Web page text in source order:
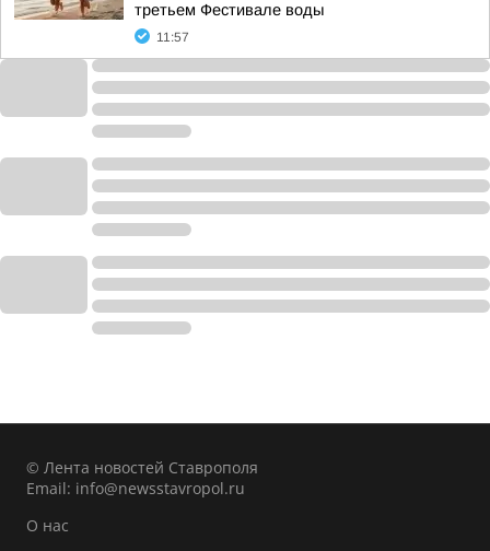
третьем Фестивале воды
11:57
© Лента новостей Ставрополя
Email: info@newsstavropol.ru
О нас